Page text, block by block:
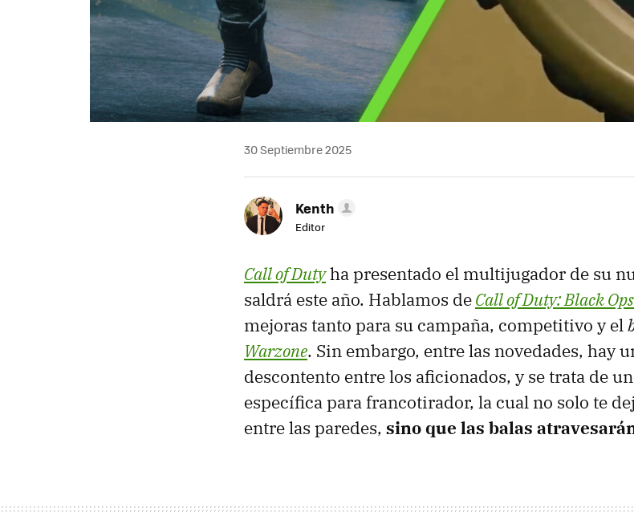
30 Septiembre 2025
Kenth
Editor
Call of Dutyha presentado el multijugador de su
saldrá este año. Hablamos deCall of Duty: Black
mejoras tanto para su campaña, competitivo y el
Warzone. Sin embargo, entre las novedades, hay
descontento entre los aficionados, y se trata de
específica para francotirador, la cual no solo te
entre las paredes, sino que las balas